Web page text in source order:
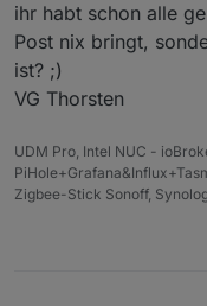
ihr habt schon alle
Post nix bringt,
ist? ;)
VG Thorsten
UDM Pro, Intel NUC -
Zigbee-Stick Sonoff,